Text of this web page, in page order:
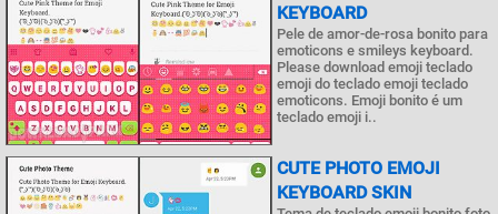
KEYBOARD
Pele de amor-de-rosa bonito para
emoticons e smileys keyboard.
Please download emoji teclado
emoji do teclado emoji teclado
emoticons. Emoji bonito é um
teclado emoji i..
CUTE PHOTO EMOJI
KEYBOARD SKIN